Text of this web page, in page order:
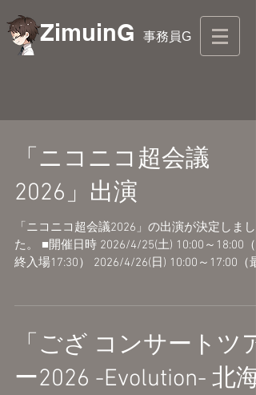
ZimuinG 事務員G
「ニコニコ超会議
2026」出演
「ニコニコ超会議2026」の出演が決定しまし
た。 ■開催日時 2026/4/25(土) 10:00～18:00（
終入場17:30） 2026/4/26(日) 10:00～17:00（最
大合奏 ・超ストリートセッション 超会議の詳
細はこちらをご覧ください。※情報は随時追
予定です ニコニコ超会議2026 公式サイト
https://chokaigi.jp/
「ござ コンサートツア
ー2026 -Evolution- 北海